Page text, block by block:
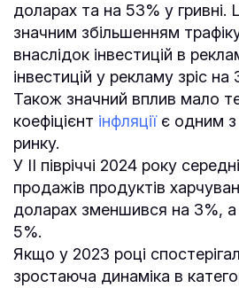
доларах та на 53% у гривні.
значним збільшенням
внаслідок інвестицій в
інвестицій у рекламу зріс
Також значний вплив мало
коефіцієнт інфляціїє одним з
ринку.
У ІІ півріччі 2024 року
продажів продуктів
доларах зменшився на 3%, а
5%.
Якщо у 2023 році
зростаюча динаміка в